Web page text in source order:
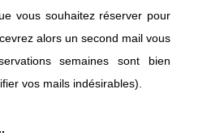
vous souhaitez réserver pour
alors un second mail vous
semaines sont bien
vos mails indésirables).